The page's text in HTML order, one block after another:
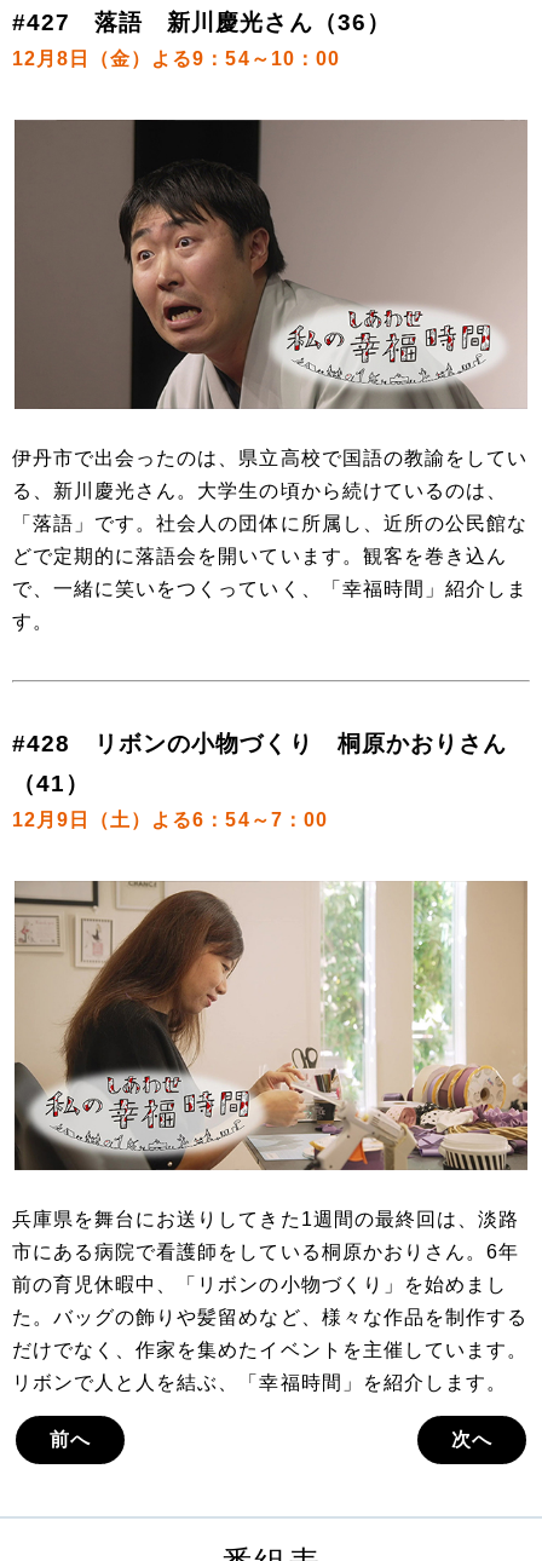
#427 落語 新川慶光さん（36）
12月8日（金）よる9：54～10：00
伊丹市で出会ったのは、県立高校で国語の教諭をしてい
る、新川慶光さん。大学生の頃から続けているのは、
「落語」です。社会人の団体に所属し、近所の公民館な
どで定期的に落語会を開いています。観客を巻き込ん
で、一緒に笑いをつくっていく、「幸福時間」紹介しま
す。
#428 リボンの小物づくり 桐原かおりさん
（41）
12月9日（土）よる6：54～7：00
兵庫県を舞台にお送りしてきた1週間の最終回は、淡路
市にある病院で看護師をしている桐原かおりさん。6年
前の育児休暇中、「リボンの小物づくり」を始めまし
た。バッグの飾りや髪留めなど、様々な作品を制作する
だけでなく、作家を集めたイベントを主催しています。
リボンで人と人を結ぶ、「幸福時間」を紹介します。
前へ 次へ